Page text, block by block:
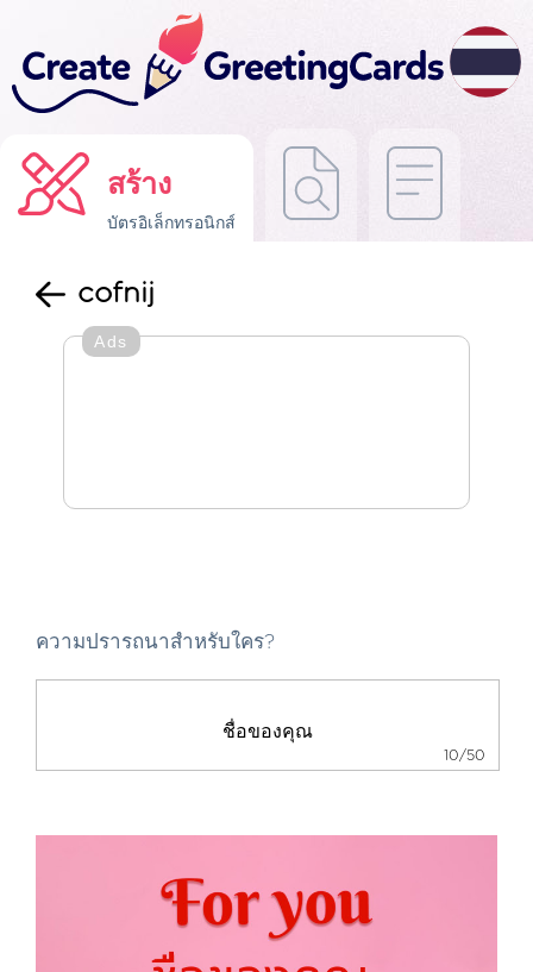
สร้าง
บัตรอิเล็กทรอนิกส์
cofnij
Ads
ความปรารถนาสำหรับใคร?
10/50